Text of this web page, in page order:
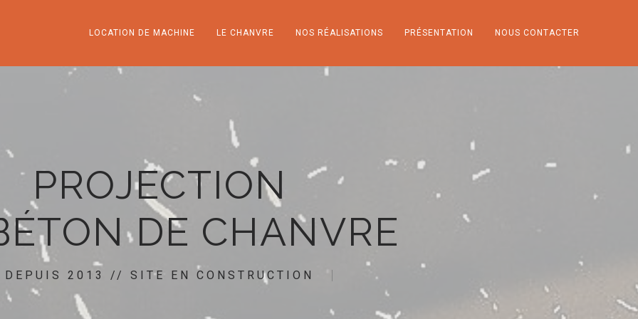
LOCATION DE MACHINE LE CHANVRE NOS RÉALISATIONS PRÉSENTATION NOUS CONTACTER
PROJECTION
DE CHANVRE
DEPUIS 2013 // SITE EN CONSTRUCTION